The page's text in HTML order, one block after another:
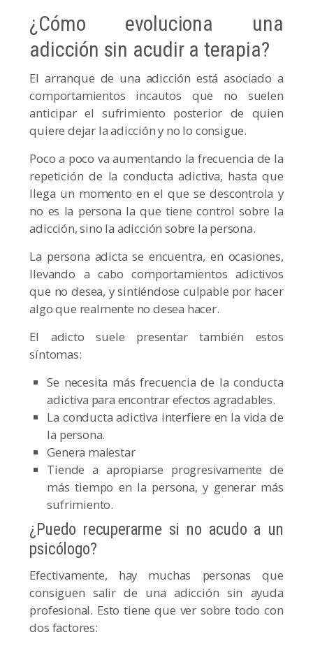
¿Cómo evoluciona una
adicción sin acudir a terapia?
El arranque de una adicción está asociado a
comportamientos incautos que no suelen
anticipar el sufrimiento posterior de quien
quiere dejar la adicción y no lo consigue.
Poco a poco va aumentando la frecuencia de la
repetición de la conducta adictiva, hasta que
llega un momento en el que se descontrola y
no es la persona la que tiene control sobre la
adicción, sino la adicción sobre la persona.
La persona adicta se encuentra, en ocasiones,
llevando a cabo comportamientos adictivos
que no desea, y sintiéndose culpable por hacer
algo que realmente no desea hacer.
El adicto suele presentar también estos
síntomas:
Se necesita más frecuencia de la conducta
adictiva para encontrar efectos agradables.
La conducta adictiva interfiere en la vida de
la persona.
Genera malestar
Tiende a apropiarse progresivamente de
más tiempo en la persona, y generar más
sufrimiento.
¿Puedo recuperarme si no acudo a un
psicólogo?
Efectivamente, hay muchas personas que
consiguen salir de una adicción sin ayuda
profesional. Esto tiene que ver sobre todo con
dos factores: